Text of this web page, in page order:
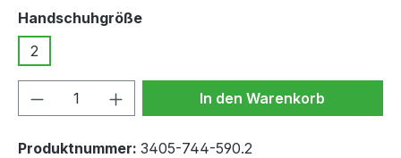
Handschuhgrößeauswählen
2
Produkt Anzahl: Gib denIn den Warenkorb
Produktnummer: 3405-744-590.2